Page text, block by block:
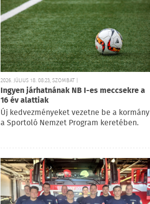
2026. JÚLIUS 18. 08:23, SZOMBAT |
Ingyen járhatnának NB I-es meccsekre a
16 év alattiak
Új kedvezményeket vezetne be a kormány
a Sportoló Nemzet Program keretében.